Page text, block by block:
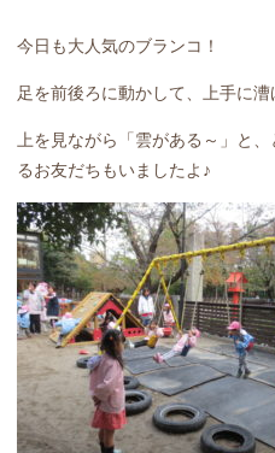
今日も大人気のブランコ！
足を前後ろに動かして、上手に漕
上を見ながら「雲がある～」と
るお友だちもいましたよ♪